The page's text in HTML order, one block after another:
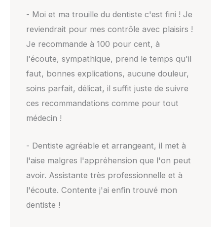
- Moi et ma trouille du dentiste c'est fini ! Je
reviendrait pour mes contrôle avec plaisirs !
Je recommande à 100 pour cent, à
l'écoute, sympathique, prend le temps qu'il
faut, bonnes explications, aucune douleur,
soins parfait, délicat, il suffit juste de suivre
ces recommandations comme pour tout
médecin !
- Dentiste agréable et arrangeant, il met à
l'aise malgres l'appréhension que l'on peut
avoir. Assistante très professionnelle et à
l'écoute. Contente j'ai enfin trouvé mon
dentiste !